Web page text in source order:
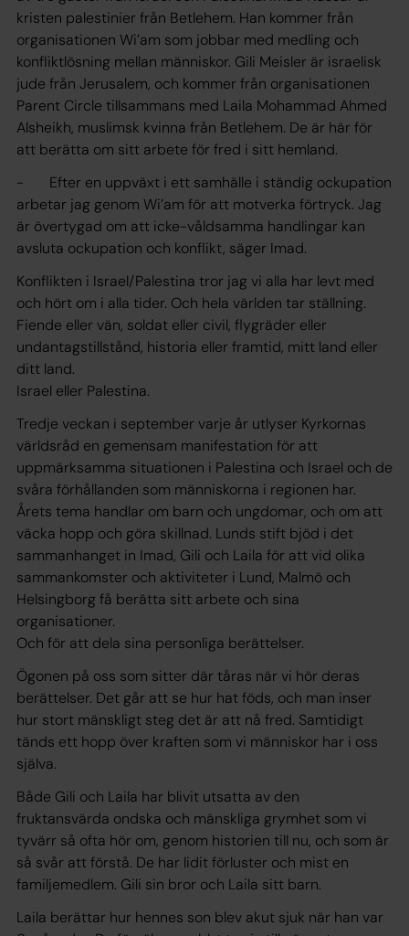
kristen palestinier från Betlehem. Han kommer från
organisationen Wi’am som jobbar med medling och
konfliktlösning mellan människor. Gili Meisler är israelisk
jude från Jerusalem, och kommer från organisationen
Parent Circle tillsammans med Laila Mohammad Ahmed
Alsheikh, muslimsk kvinna från Betlehem. De är här för
att berätta om sitt arbete för fred i sitt hemland.
- Efter en uppväxt i ett samhälle i ständig ockupation
arbetar jag genom Wi’am för att motverka förtryck. Jag
är övertygad om att icke-våldsamma handlingar kan
avsluta ockupation och konflikt, säger Imad.
Konflikten i Israel/Palestina tror jag vi alla har levt med
och hört om i alla tider. Och hela världen tar ställning.
Fiende eller vän, soldat eller civil, flygräder eller
undantagstillstånd, historia eller framtid, mitt land eller
ditt land.
Israel eller Palestina.
Tredje veckan i september varje år utlyser Kyrkornas
världsråd en gemensam manifestation för att
uppmärksamma situationen i Palestina och Israel och de
svåra förhållanden som människorna i regionen har.
Årets tema handlar om barn och ungdomar, och om att
väcka hopp och göra skillnad. Lunds stift bjöd i det
sammanhanget in Imad, Gili och Laila för att vid olika
sammankomster och aktiviteter i Lund, Malmö och
Helsingborg få berätta sitt arbete och sina
organisationer.
Och för att dela sina personliga berättelser.
Ögonen på oss som sitter där tåras när vi hör deras
berättelser. Det går att se hur hat föds, och man inser
hur stort mänskligt steg det är att nå fred. Samtidigt
tänds ett hopp över kraften som vi människor har i oss
själva.
Både Gili och Laila har blivit utsatta av den
fruktansvärda ondska och mänskliga grymhet som vi
tyvärr så ofta hör om, genom historien till nu, och som är
så svår att förstå. De har lidit förluster och mist en
familjemedlem. Gili sin bror och Laila sitt barn.
Laila berättar hur hennes son blev akut sjuk när han var